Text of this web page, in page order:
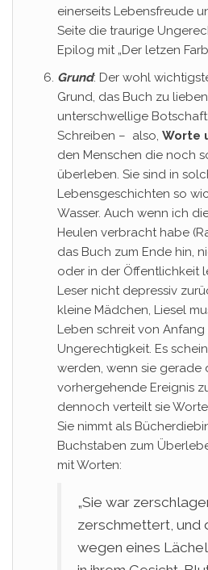
einerseits Lebensfreude
Seite die traurige
Epilog mit „Der letzen
Grund: Der wohl
Grund, das Buch zu
unterschwellige
Schreiben – also, Worte
den Menschen die noch
überleben. Sie sind in
Lebensgeschichten so
Wasser. Auch wenn ich
Heulen verbracht habe
das Buch zum Ende hin,
oder in der Öffentlichkeit
Leser nicht depressiv
kleine Mädchen, Liesel
Leben schreit von Anfang
Ungerechtigkeit. Es
werden, wenn sie gerade
vorhergehende Ereignis
dennoch verteilt sie
Sie nimmt als
Buchstaben zum
mit Worten:
„Sie war
zerschmettert, und
wegen eines